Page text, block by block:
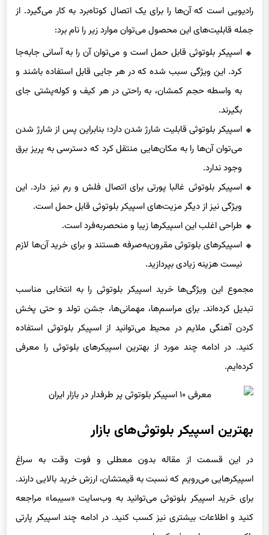
رادیویی است كه آن‌ها را برای یک اتصال کوتاه‌برد به کار می‌گیرد. از
جمله قابلیت‌های این محصول می‌توان موارد زیر را نام برد:
اسپیکر بلوتوثی قابل حمل است و می‌توان آن را به آسانی جابه‌جا
کرد. این ویژگی سبب شده که در هر جایی قابل استفاده باشند و
به واسطه حجم کمشان، به راحتی در هر کیف و کوله‌پشتی جای
بگیرند.
اسپیکر بلوتوثی قابلیت شارژ شدن دارد؛ بنابراین پس از شارژ شدن
می‌توان آن‌ها را به مکان‌هایی منتقل کرد که دسترسی به پریز برق
وجود ندارد.
اسپیکر بلوتوثی غالبا پورتی برای اتصال فلش و رم نیز دارد. این
ویژگی نیز از دیگر مزیت‌های اسپیکر بلوتوثی قابل حمل است.
طراحی اغلب این اسپیکر‌ها زیبا و منحصربه‌فرد است.
اسپیکرهای بلوتوثی مقرون‌‌به‌صرفه هستند و برای خرید آن‌ها لازم
نیست هزینه زیادی بپردازید.
مجموع این ویژگی‌ها خرید اسپیکر بلوتوثی را به انتخابی مناسب
تبدیل کرده‌اند. برای مراسم‌ها، مهمانی‌ها، جشن تولد و حتی پخش
کردن آهنگی ملایم در محیط می‌توانید از اسپیکر بلوتوثی استفاده
کنید. در ادامه چند مورد از بهترین اسپیکرهای بلوتوثی را معرفی
کرده‌ایم.
بهترین اسپیکر بلوتوثی‌های بازار
در این قسمت از مقاله بدون معطلی و فوت وقت به سراغ
اسپیکرهایی می‌رویم که نسبت به قیمتشان، ارزش خرید بالایی دارند.
برای خرید اسپیکر بلوتوثی می‌توانید به وب‌سایت «سیبما» مراجعه
کنید و اطلاعات بیشتری نیز کسب کنید. در ادامه چند اسپیکر پارتی